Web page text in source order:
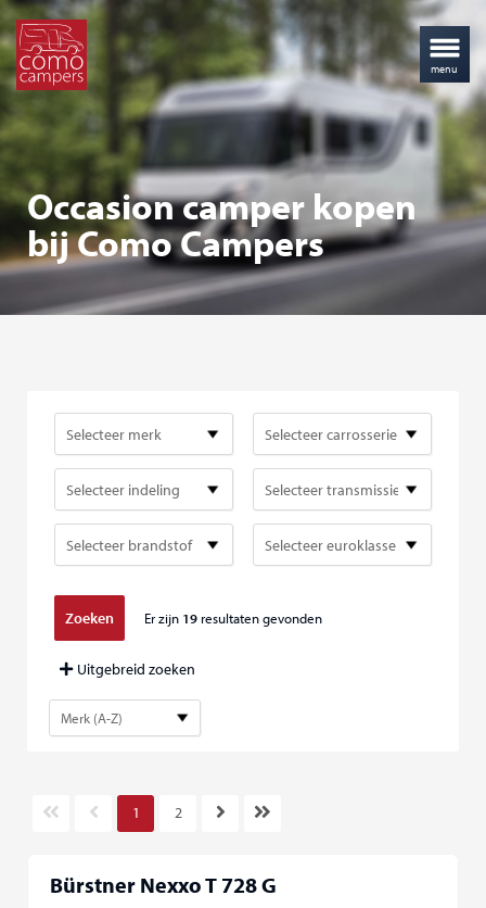
Occasion camper kopen
bij Como Campers
Selecteer merk Selecteer carrosserie
Selecteer indeling
Selecteer brandstof Selecteer euroklasse
Er zijn 19 resultaten gevonden
Uitgebreid zoeken
1 2
Bürstner Nexxo T 728 G